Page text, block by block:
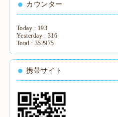
カウンター
Today : 193
Yesterday : 316
Total : 352975
携帯サイト